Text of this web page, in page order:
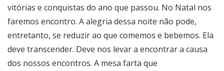
vitórias e conquistas do ano que passou. No Natal nos
faremos encontro. A alegria dessa noite não pode,
entretanto, se reduzir ao que comemos e bebemos. Ela
deve transcender. Deve nos levar a encontrar a causa
dos nossos encontros. A mesa farta que